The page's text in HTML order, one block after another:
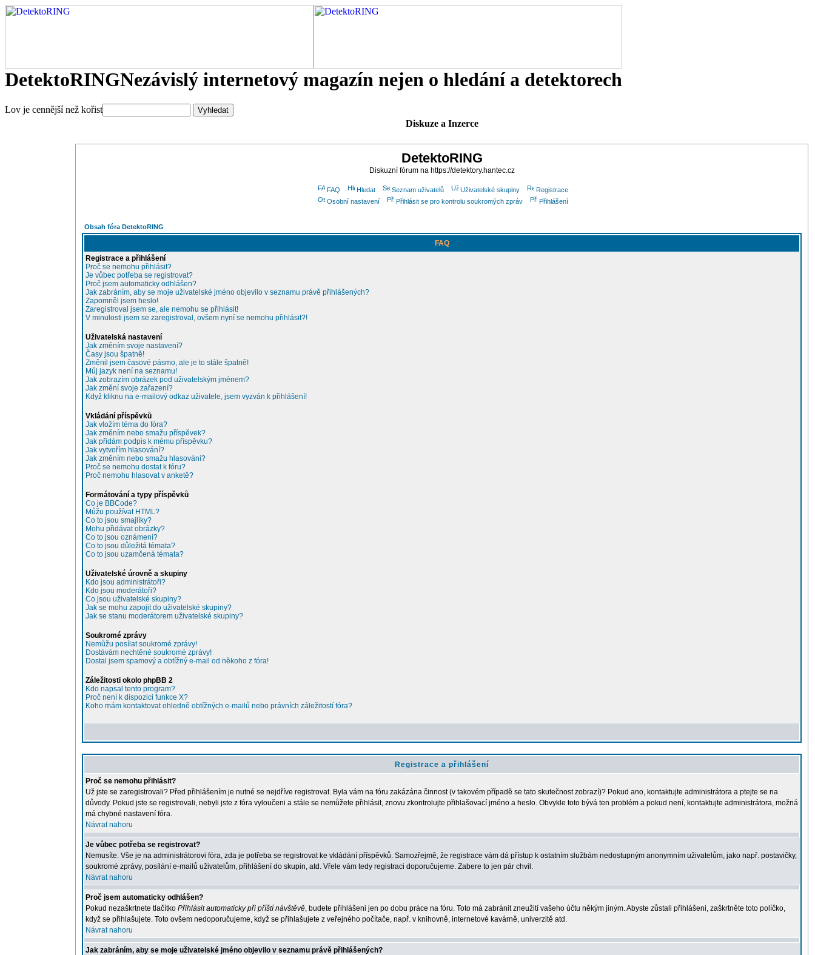
DetektoRINGNezávislý internetový magazín nejen o hledání a detektorech
Lov je cennější než kořist
Diskuze a Inzerce
DetektoRING
Diskuzní fórum na https://detektory.hantec.cz
FAQ Hledat Seznam uživatelů Uživatelské skupiny
Registrace
Osobní nastavení
Přihlásit se pro kontrolu soukromých zpráv Přihlášení
Obsah fóra DetektoRING
FAQ
Registrace a přihlášení
Proč se nemohu přihlásit?
Je vůbec potřeba se registrovat?
Proč jsem automaticky odhlášen?
Jak zabráním, aby se moje uživatelské jméno objevilo v seznamu právě přihlášených?
Zapomněl jsem heslo!
Zaregistroval jsem se, ale nemohu se přihlásit!
V minulosti jsem se zaregistroval, ovšem nyní se nemohu přihlásit?!
Uživatelská nastavení
Jak změním svoje nastavení?
Časy jsou špatně!
Změnil jsem časové pásmo, ale je to stále špatně!
Můj jazyk není na seznamu!
Jak zobrazím obrázek pod uživatelským jménem?
Jak změní svoje zařazení?
Když kliknu na e-mailový odkaz uživatele, jsem vyzván k přihlášení!
Vkládání příspěvků
Jak vložím téma do fóra?
Jak změním nebo smažu příspěvek?
Jak přidám podpis k mému příspěvku?
Jak vytvořím hlasování?
Jak změním nebo smažu hlasování?
Proč se nemohu dostat k fóru?
Proč nemohu hlasovat v anketě?
Formátování a typy příspěvků
Co je BBCode?
Můžu používat HTML?
Co to jsou smajlíky?
Mohu přidávat obrázky?
Co to jsou oznámení?
Co to jsou důležitá témata?
Co to jsou uzamčená témata?
Uživatelské úrovně a skupiny
Kdo jsou administrátoři?
Kdo jsou moderátoři?
Co jsou uživatelské skupiny?
Jak se mohu zapojit do uživatelské skupiny?
Jak se stanu moderátorem uživatelské skupiny?
Soukromé zprávy
Nemůžu posílat soukromé zprávy!
Dostávám nechtěné soukromé zprávy!
Dostal jsem spamový a obtížný e-mail od někoho z fóra!
Záležitosti okolo phpBB 2
Kdo napsal tento program?
Proč není k dispozici funkce X?
Koho mám kontaktovat ohledně obtížných e-mailů nebo právních záležitostí fóra?
Registrace a přihlášení
Proč se nemohu přihlásit?
Už jste se zaregistrovali? Před přihlášením je nutné se nejdříve registrovat. Byla vám na fóru zakázána činnost (v takovém případě se tato skutečnost zobrazí)? Pokud ano, kontaktujte administrátora a ptejte se na
důvody. Pokud jste se registrovali, nebyli jste z fóra vyloučeni a stále se nemůžete přihlásit, znovu zkontrolujte přihlašovací jméno a heslo. Obvykle toto bývá ten problém a pokud není, kontaktujte administrátora, možná
má chybné nastavení fóra.
Návrat nahoru
Je vůbec potřeba se registrovat?
Nemusíte. Vše je na administrátorovi fóra, zda je potřeba se registrovat ke vkládání příspěvků. Samozřejmě, že registrace vám dá přístup k ostatním službám nedostupným anonymním uživatelům, jako např. postavičky,
soukromé zprávy, posílání e-mailů uživatelům, přihlášení do skupin, atd. Vřele vám tedy registraci doporučujeme. Zabere to jen pár chvil.
Návrat nahoru
Proč jsem automaticky odhlášen?
Pokud nezaškrtnete tlačítko Přihlásit automaticky při příští návštěvě, budete přihlášeni jen po dobu práce na fóru. Toto má zabránit zneužití vašeho účtu někým jiným. Abyste zůstali přihlášeni, zaškrtněte toto políčko,
když se přihlašujete. Toto ovšem nedoporučujeme, když se přihlašujete z veřejného počítače, např. v knihovně, internetové kavárně, univerzitě atd.
Návrat nahoru
Jak zabráním, aby se moje uživatelské jméno objevilo v seznamu právě přihlášených?